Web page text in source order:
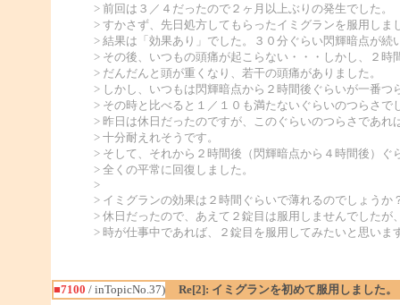
> 前回は３／４だったので２ヶ月以上ぶりの発生でした。
> すかさず、先日処方してもらったイミグランを服用しま
> 結果は「効果あり」でした。３０分ぐらい閃輝暗点が続
> その後、いつもの頭痛が起こらない・・・しかし、２時
> だんだんと頭が重くなり、若干の頭痛がありました。
> しかし、いつもは閃輝暗点から２時間後ぐらいが一番つ
> その時と比べると１／１０も満たないぐらいのつらさで
> 昨日は休日だったのですが、このぐらいのつらさであれ
> 十分耐えれそうです。
> そして、それから２時間後（閃輝暗点から４時間後）ぐ
> 全くの平常に回復しました。
>
> イミグランの効果は２時間ぐらいで薄れるのでしょうか
> 休日だったので、あえて２錠目は服用しませんでしたが
> 時が仕事中であれば、２錠目を服用してみたいと思いま
■7100 / inTopicNo.37) Re[2]: イミグランを初めて服用しました。